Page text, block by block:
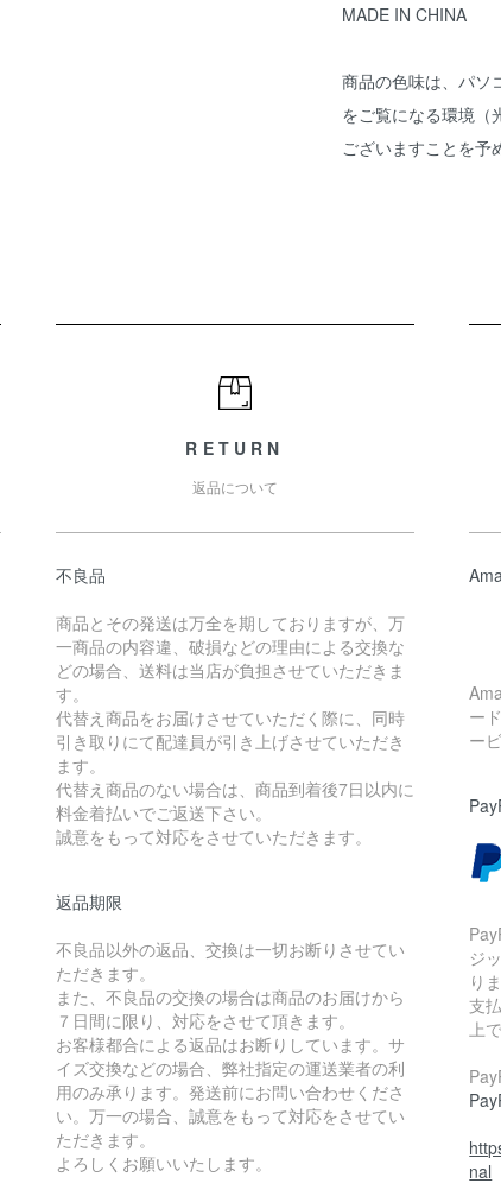
MADE IN CHINA
商品の色味は、パソ
をご覧になる環境（
ございますことを予
RETURN
返品について
不良品
商品とその発送は万全を期しておりますが、万
一商品の内容違、破損などの理由による交換な
どの場合、送料は当店が負担させていただきま
す。
代替え商品をお届けさせていただく際に、同時
引き取りにて配達員が引き上げさせていただき
ます。
代替え商品のない場合は、商品到着後7日以内に
料金着払いでご返送下さい。
誠意をもって対応をさせていただきます。
返品期限
不良品以外の返品、交換は一切お断りさせてい
ただきます。
また、不良品の交換の場合は商品のお届けから
７日間に限り、対応をさせて頂きます。
お客様都合による返品はお断りしています。サ
イズ交換などの場合、弊社指定の運送業者の利
用のみ承ります。発送前にお問い合わせくださ
い。万一の場合、誠意をもって対応をさせてい
ただきます。
よろしくお願いいたします。
ー
ー
ジ
り
支
上
nal